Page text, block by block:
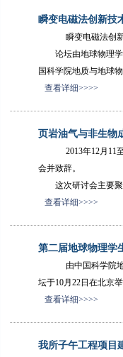
瞬变电磁法创新技
瞬变电磁法创新技
论坛由地球物理学
国科学院地质与地球
查看详细>>>>
页岩油气与非生物
2013年12月11至13
会并致辞。
这次研讨会主要聚
查看详细>>>>
第二届地球物理学
由中国科学院地质
坛于10月22日在北京
查看详细>>>>
我所子午工程项目